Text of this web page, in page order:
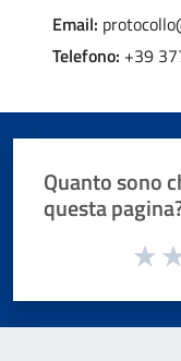
Email:
Telefono: +39
Quanto sono
questa
Valuta da 1 a 5